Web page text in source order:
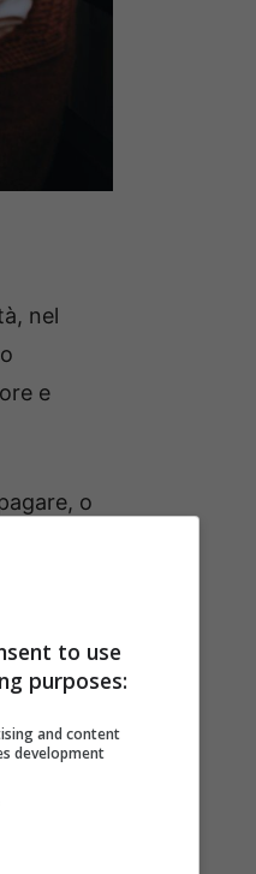
nel
e
o
una
la
a
i
to use
purposes:
and content
development